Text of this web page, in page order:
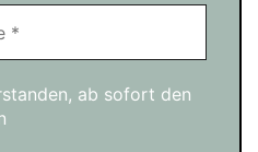
ab sofort den